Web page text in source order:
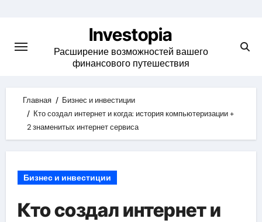
content
Investopia
Расширение возможностей вашего
финансового путешествия
Главная
Бизнес и инвестиции
Кто создал интернет и когда: история компьютеризации +
2 знаменитых интернет сервиса
Бизнес и инвестиции
Кто создал интернет и